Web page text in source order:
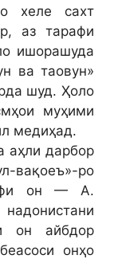
хеле сахт
аз тарафи
ишорашуда
ва таовун»
шуд. Ҳоло
муҳими
медиҳад.
аҳли дарбор
ро
он — А.
он айбдор
онҳо